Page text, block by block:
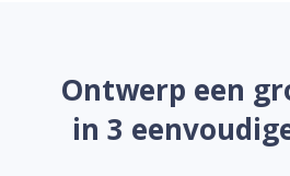
Ontwerp een
in 3